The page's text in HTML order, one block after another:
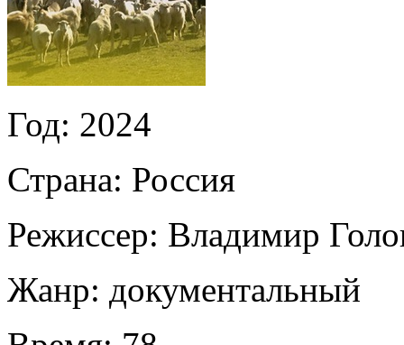
Год: 2024
Страна: Россия
Режиссер: Владимир
Жанр: документальный